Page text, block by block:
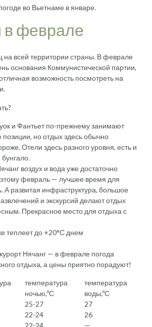
во Вьетнаме в январе.
в феврале
всей территории страны. В феврале
основания Коммунистической партии,
возможность посмотреть на
и Фантьет по-прежнему занимают
но отдых здесь обычно
Отели здесь разного уровня, есть и
воздух и вода уже достаточно
февраль — лучшее время для
А развитая инфраструктура, большое
и экскурсий делают отдых
Прекрасное место для отдыха с
теплеет до +20°С днем
Нячанг — в феврале погода
отдыха, а цены приятно порадуют!
температура
ночью,ºС
температура
воды,ºС
25-27
27
22-24
26